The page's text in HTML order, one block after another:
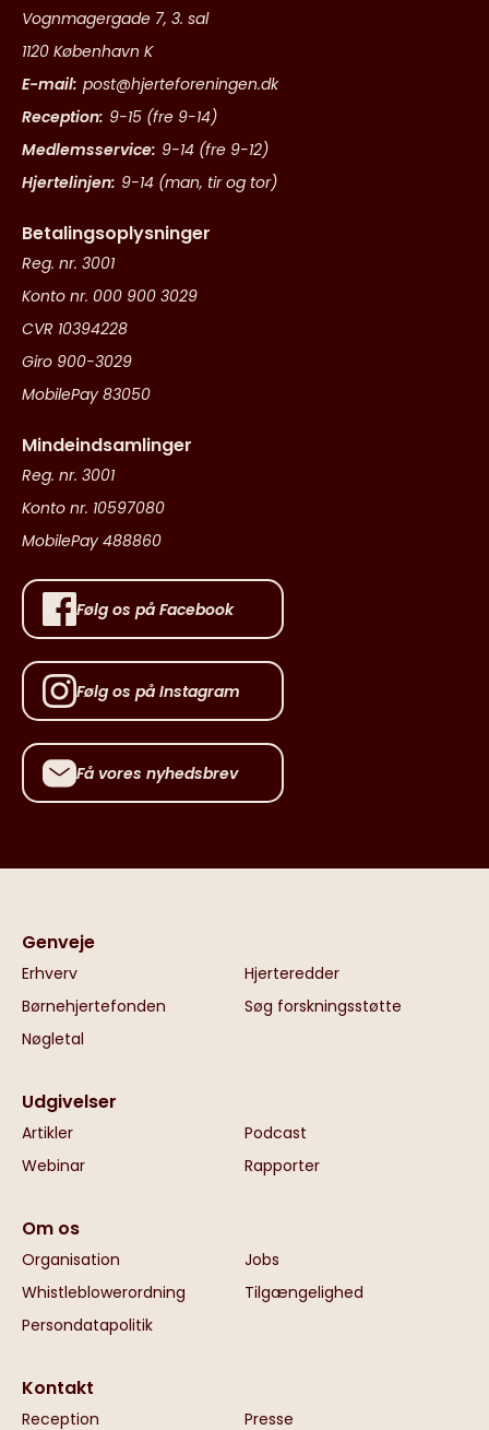
Vognmagergade 7, 3. sal
1120 København K
E-mail: post@hjerteforeningen.dk
Reception: 9-15 (fre 9-14)
Medlemsservice: 9-14 (fre 9-12)
Hjertelinjen: 9-14 (man, tir og tor)
Betalingsoplysninger
Reg. nr. 3001
Konto nr. 000 900 3029
CVR 10394228
Giro 900-3029
MobilePay 83050
Mindeindsamlinger
Reg. nr. 3001
Konto nr. 10597080
MobilePay 488860
Følg os på Facebook
Følg os på Instagram
Få vores nyhedsbrev
Genveje
Erhverv
Hjerteredder
Børnehjertefonden
Søg forskningsstøtte
Nøgletal
Udgivelser
Artikler
Podcast
Webinar
Rapporter
Om os
Organisation
Jobs
Whistleblowerordning
Tilgængelighed
Persondatapolitik
Kontakt
Reception Presse